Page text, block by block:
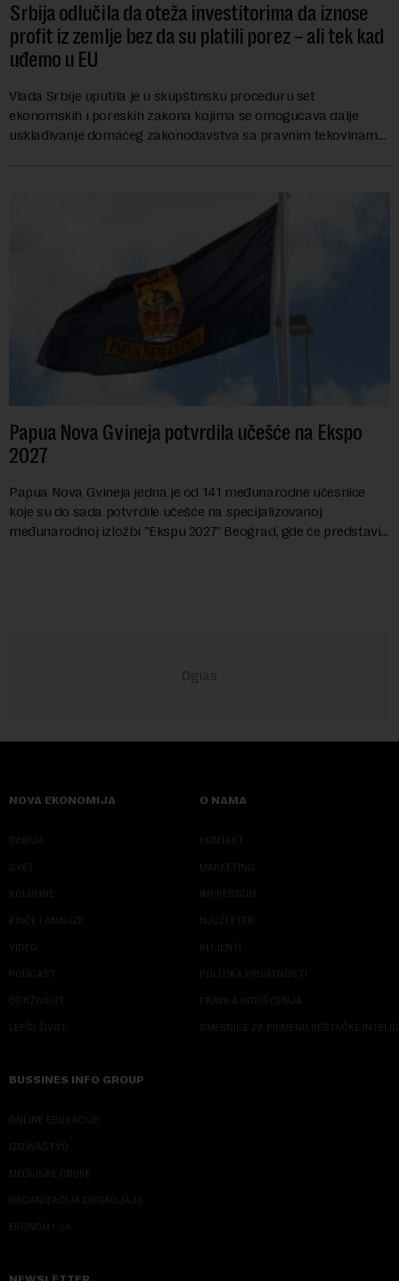
Srbija odlučila da oteža investitorima da iznose
profit iz zemlje bez da su platili porez – ali tek kad
uđemo u EU
Vlada Srbije uputila je u skupštinsku proceduru set
ekonomskih i poreskih zakona kojima se omogućava dalje
usklađivanje domaćeg zakonodavstva sa pravnim tekovinama
Papua Nova Gvineja potvrdila učešće na Ekspo
2027
Papua Nova Gvineja jedna je od 141 međunarodne učesnice
koje su do sada potvrdile učešće na specijalizovanoj
međunarodnoj izložbi "Ekspu 2027" Beograd, gde će predstaviti
NOVA EKONOMIJA
SRBIJA
SVET
KOLUMNE
PRIČE I ANALIZE
VIDEO
PODCAST
ODRŽIVOST
LEPŠI ŽIVOT
O NAMA
KONTAKT
MARKETING
IMPRESSUM
NJUZLETER
KLIJENTI
POLITIKA PRIVATNOSTI
PRAVILA KORIŠĆENJA
SMERNICE ZA PRIMENU VEŠTAČKE
BUSSINES INFO GROUP
ONLINE EDUKACIJE
IZDAVAŠTVO
MEDIJSKE OBUKE
ORGANIZACIJA DOGADJAJA
EKONOM I JA